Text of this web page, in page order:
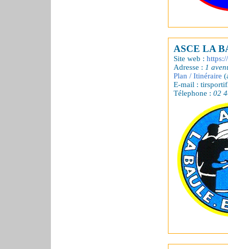
ASCE LA
Site web :
Adresse : 1
Plan / Itinéraire
E-mail :
Télephone : 02